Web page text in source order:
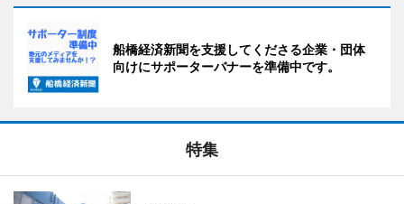
船橋経済新聞を支援してくださる企業・団体
向けにサポーターバナーを準備中です。
特集